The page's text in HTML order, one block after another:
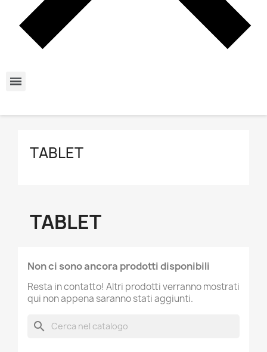
TABLET
TABLET
Non ci sono ancora prodotti disponibili
Resta in contatto! Altri prodotti verranno mostrati
qui non appena saranno stati aggiunti.
search